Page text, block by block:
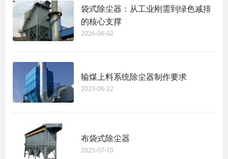
袋式除尘器：从工业刚需到绿色减排
的核心支撑
2026-06-02
输煤上料系统除尘器制作要求
2023-06-22
布袋式除尘器
2025-07-10